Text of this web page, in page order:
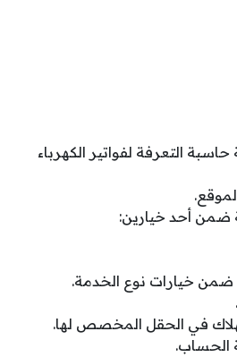
التعرفة لفواتير الكهرباء
ضمن أحد خيارين:
ضمن خيارات نوع الخدمة.
في الحقل المخصص لها.
الحساب.